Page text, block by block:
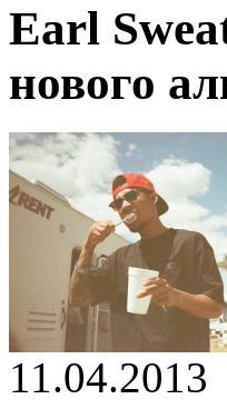
Earl
нового
11.04.2013